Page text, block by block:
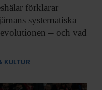
förklarar
systematiska
– och vad
KULTUR